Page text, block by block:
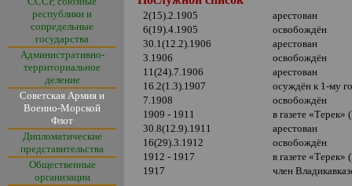
республики и
сопредельные
государства
Административно-
территориальное
деление
Советская Армия и
Военно-Морской
Флот
Дипломатические
представительства
Общественные
организации
2(15).2.1905
арестован
6(19).4.1905
освобождён
30.1(12.2).1906
арестован
3.1906
освобождён
11(24).7.1906
арестован
16.2(1.3).1907
осуждён к 1-му
7.1908
освобождён
1909 - 1911
в газете «Терек»
30.8(12.9).1911
арестован
16(29).3.1912
освобождён
1912 - 1917
в газете «Терек»
1917
член